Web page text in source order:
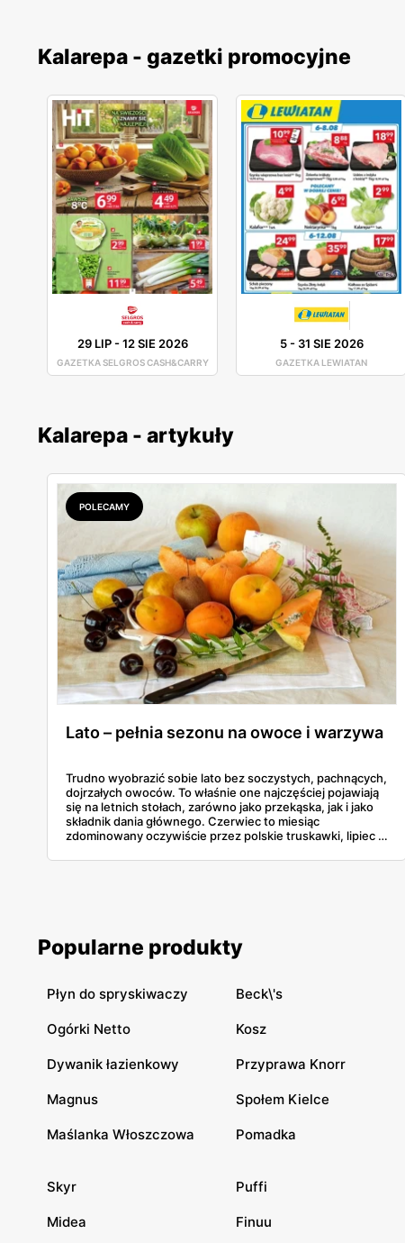
Kalarepa - gazetki promocyjne
29 LIP-12 SIE 2026
GAZETKA SELGROS CASH&CARRY
5- 31 SIE 2026
GAZETKA LEWIATAN
Kalarepa - artykuły
POLECAMY
Lato – pełnia sezonu na owoce i warzywa
Trudno wyobrazić sobie lato bez soczystych, pachnących,
dojrzałych owoców. To właśnie one najczęściej pojawiają
się na letnich stołach, zarówno jako przekąska, jak i jako
składnik dania głównego. Czerwiec to miesiąc
zdominowany oczywiście przez polskie truskawki, lipiec z
jakie warzywa oraz owoce warto postawić latem.
Popularne produkty
Płyn do spryskiwaczy Beck\'s
Ogórki Netto Kosz
Dywanik łazienkowy Przyprawa Knorr
Magnus Społem Kielce
Maślanka Włoszczowa Pomadka
Skyr Puffi
Midea Finuu